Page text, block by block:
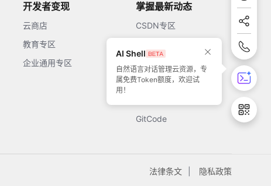
开发者变现
云商店
教育专区
企业通用专区
掌握最新动态
CSDN专区
51CTO
GitCode
法律条文 隐私政策
AI Shell
自然语言对话管理云资源，专
属免费Token额度，欢迎试
用！